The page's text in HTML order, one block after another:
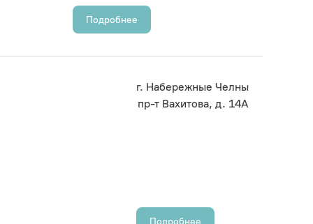
Подробнее
г. Набережные Челны
пр-т Вахитова, д. 14А
Подробнее